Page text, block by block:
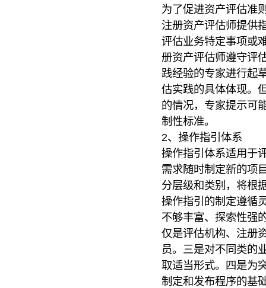
为了促进资产评估准
注册资产评估师提供
评估业务特定事项或
册资产评估师遵守评
践经验的专家进行起
估实践的具体体现。
的情况，专家提示可
制性标准。
2、操作指引体系
操作指引体系适用于
需求随时制定新的项
分层级和类别，将根
操作指引的制定遵循
不够丰富、探索性强
仅是评估机构、注册
员。三是对不同类的
取适当形式。四是为
制定和发布程序的基